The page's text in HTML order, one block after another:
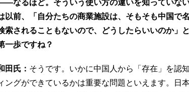
なるほど。そういう使い方の違いを知っていな
以前、「自分たちの商業施設は、そもそも中国で
索されることもないので、どうしたらいいのか」
一歩ですね？
田氏： そうです。いかに中国人から「存在」を認
ングができているかは重要な問題といえます。日